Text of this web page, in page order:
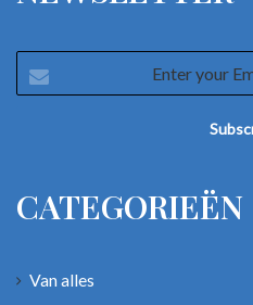
your
CATEGORIEËN
Van alles